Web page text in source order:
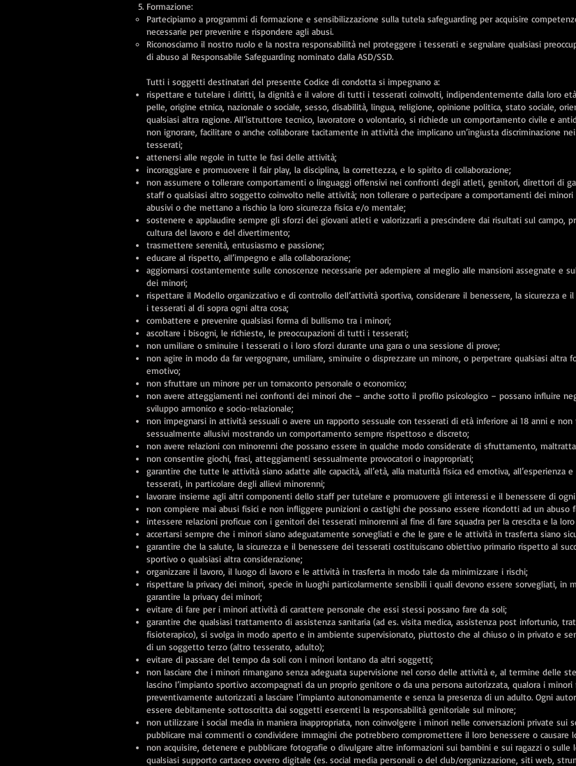
Formazione:
Partecipiamo a programmi di formazione e sensibilizzazione sulla tutela safeguarding per acquisire
necessarie per prevenire e rispondere agli abusi.
Riconosciamo il nostro ruolo e la nostra responsabilità nel proteggere i tesserati e segnalare qualsiasi
di abuso al Responsabile Safeguarding nominato dalla ASD/SSD.
Tutti i soggetti destinatari del presente Codice di condotta si impegnano a:
rispettare e tutelare i diritti, la dignità e il valore di tutti i tesserati coinvolti, indipendentemente dalla loro
pelle, origine etnica, nazionale o sociale, sesso, disabilità, lingua, religione, opinione politica, stato sociale,
qualsiasi altra ragione. All’istruttore tecnico, lavoratore o volontario, si richiede un comportamento civile e
non ignorare, facilitare o anche collaborare tacitamente in attività che implicano un’ingiusta discriminazione
tesserati;
attenersi alle regole in tutte le fasi delle attività;
incoraggiare e promuovere il fair play, la disciplina, la correttezza, e lo spirito di collaborazione;
non assumere o tollerare comportamenti o linguaggi offensivi nei confronti degli atleti, genitori, direttori di
staff o qualsiasi altro soggetto coinvolto nelle attività; non tollerare o partecipare a comportamenti dei minori
abusivi o che mettano a rischio la loro sicurezza fisica e/o mentale;
sostenere e applaudire sempre gli sforzi dei giovani atleti e valorizzarli a prescindere dai risultati sul campo,
cultura del lavoro e del divertimento;
trasmettere serenità, entusiasmo e passione;
educare al rispetto, all’impegno e alla collaborazione;
aggiornarsi costantemente sulle conoscenze necessarie per adempiere al meglio alle mansioni assegnate e
dei minori;
rispettare il Modello organizzativo e di controllo dell’attività sportiva, considerare il benessere, la sicurezza
i tesserati al di sopra ogni altra cosa;
combattere e prevenire qualsiasi forma di bullismo tra i minori;
ascoltare i bisogni, le richieste, le preoccupazioni di tutti i tesserati;
non umiliare o sminuire i tesserati o i loro sforzi durante una gara o una sessione di prove;
non agire in modo da far vergognare, umiliare, sminuire o disprezzare un minore, o perpetrare qualsiasi altra
emotivo;
non sfruttare un minore per un tornaconto personale o economico;
non avere atteggiamenti nei confronti dei minori che – anche sotto il profilo psicologico – possano influire
sviluppo armonico e socio-relazionale;
non impegnarsi in attività sessuali o avere un rapporto sessuale con tesserati di età inferiore ai 18 anni e
sessualmente allusivi mostrando un comportamento sempre rispettoso e discreto;
non avere relazioni con minorenni che possano essere in qualche modo considerate di sfruttamento,
non consentire giochi, frasi, atteggiamenti sessualmente provocatori o inappropriati;
garantire che tutte le attività siano adatte alle capacità, all’età, alla maturità fisica ed emotiva, all’esperienza e
tesserati, in particolare degli allievi minorenni;
lavorare insieme agli altri componenti dello staff per tutelare e promuovere gli interessi e il benessere di
non compiere mai abusi fisici e non infliggere punizioni o castighi che possano essere ricondotti ad un abuso
intessere relazioni proficue con i genitori dei tesserati minorenni al fine di fare squadra per la crescita e la
accertarsi sempre che i minori siano adeguatamente sorvegliati e che le gare e le attività in trasferta siano
garantire che la salute, la sicurezza e il benessere dei tesserati costituiscano obiettivo primario rispetto al
sportivo o qualsiasi altra considerazione;
organizzare il lavoro, il luogo di lavoro e le attività in trasferta in modo tale da minimizzare i rischi;
rispettare la privacy dei minori, specie in luoghi particolarmente sensibili i quali devono essere sorvegliati, in
garantire la privacy dei minori;
evitare di fare per i minori attività di carattere personale che essi stessi possano fare da soli;
garantire che qualsiasi trattamento di assistenza sanitaria (ad es. visita medica, assistenza post infortunio,
fisioterapico), si svolga in modo aperto e in ambiente supervisionato, piuttosto che al chiuso o in privato e
di un soggetto terzo (altro tesserato, adulto);
evitare di passare del tempo da soli con i minori lontano da altri soggetti;
non lasciare che i minori rimangano senza adeguata supervisione nel corso delle attività e, al termine delle
lascino l’impianto sportivo accompagnati da un proprio genitore o da una persona autorizzata, qualora i
preventivamente autorizzati a lasciare l’impianto autonomamente e senza la presenza di un adulto. Ogni
essere debitamente sottoscritta dai soggetti esercenti la responsabilità genitoriale sul minore;
non utilizzare i social media in maniera inappropriata, non coinvolgere i minori nelle conversazioni private sui
pubblicare mai commenti o condividere immagini che potrebbero compromettere il loro benessere o causare
non acquisire, detenere e pubblicare fotografie o divulgare altre informazioni sui bambini e sui ragazzi o sulle
qualsiasi supporto cartaceo ovvero digitale (es. social media personali o del club/organizzazione, siti web,